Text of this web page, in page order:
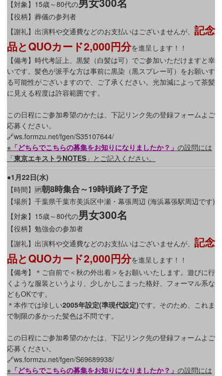
【対象】15歳～80代の
【役柄】葬儀の参列者
【謝礼】出演料や交通費などのお支払いはございませんが、 記念
品とQUOカード2,000円分を進呈します！！
【備考】時代考証上、黒髪（白髪は可）でご参加いただけますと幸
いです。髪色が派手な方は事前に黒染（黒スプレー可）をお願いす
る可能性がございますので、ご了承ください。光加減によって茶髪
に見える程度は許容範囲です。
この日程にご参加希望のかたは、下記リンク先の登録フォームよご
応募ください。
🔗ws.formzu.net/fgen/S35107644/
※ 「どちらでこちらの募集をお知りになりましたか？」 の設問には
「東京エキストラNOTES 」とご記入ください。
●1月22日(水)
【時間】🆙朝8時集合～19時頃終了予定
【場所】千葉県千葉市美浜区中瀬・幕張周辺 (海浜幕張駅周辺です)
【対象】15歳～80代の男女300名
【役柄】勉強会の参加者
【謝礼】出演料や交通費などのお支払いはございませんが、 記念
品とQUOカード2,000円分を進呈します！！
【備考】＊ご自前で＜秋の外出着＞をお願いいたします。遊びに行
くような服装というより、少しかしこまった格好、フォーマル系な
どもOKです。
＊本作では珍しい2005年設定(準現代設定)です。そのため、これま
で制限の多かった髪色は不問です。
この日程にご参加希望のかたは、下記リンク先の登録フォームよご
応募ください。
🔗ws.formzu.net/fgen/S69689938/
※ 「どちらでこちらの募集をお知りになりましたか？」 の設問には